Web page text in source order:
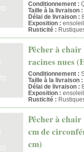
Conditionnement :
Taille à la livraison :
Délai de livraison :
Exposition :
Rusticité :
Pêcher à
racines nues
Conditionnement :
Taille à la livraison :
Délai de livraison :
Exposition :
Rusticité :
Pêcher à
cm de
cm)